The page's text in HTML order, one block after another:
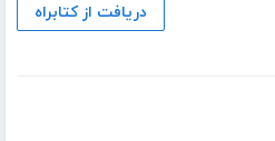
دریافت از کتابراه